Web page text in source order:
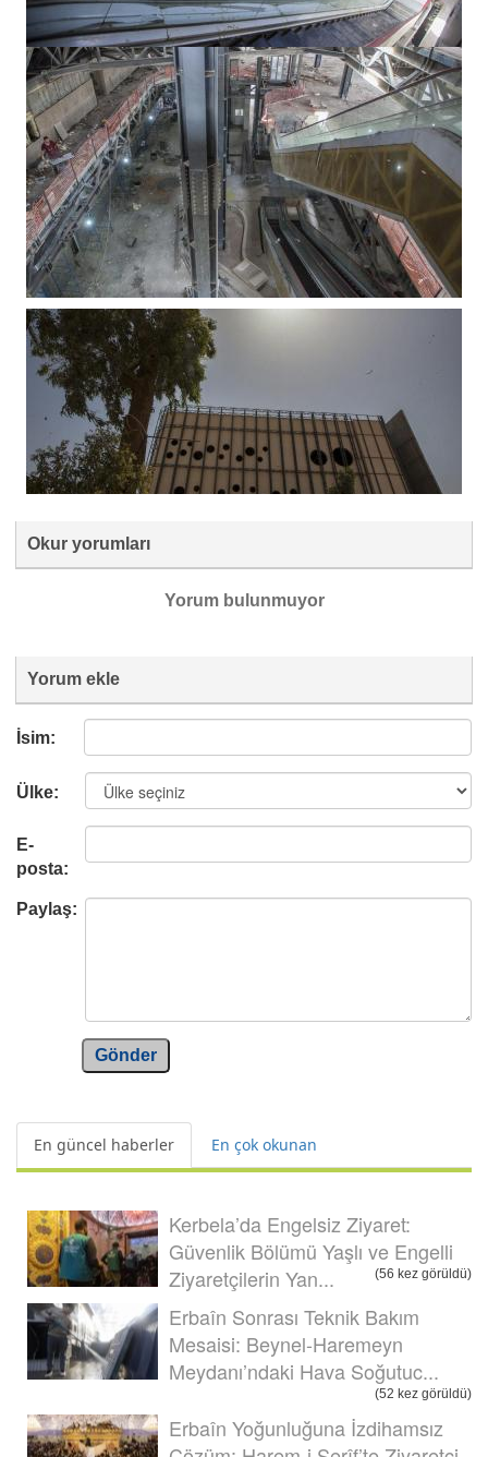
Okur yorumları
Yorum bulunmuyor
Yorum ekle
İsim:
Ülke:
E-
posta:
Paylaş:
Gönder
En güncel haberler En çok okunan
Kerbela’da Engelsiz Ziyaret:
Güvenlik Bölümü Yaşlı ve Engelli
Ziyaretçilerin Yan...
(56 kez görüldü)
Erbaîn Sonrası Teknik Bakım
Mesaisi: Beynel-Haremeyn
Meydanı’ndaki Hava Soğutuc...
(52 kez görüldü)
Erbaîn Yoğunluğuna İzdihamsız